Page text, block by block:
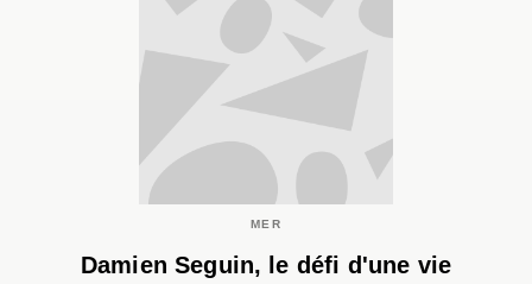
MER
Damien Seguin, le défi d'une vie